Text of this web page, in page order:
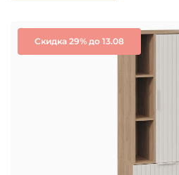
Скидка 29% до 13.08